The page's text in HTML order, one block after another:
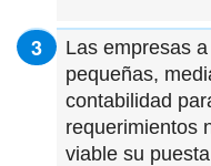
Las empresas
pequeñas,
contabilidad
requerimientos
viable su